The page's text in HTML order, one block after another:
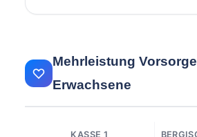
Mehrleistung Vorsorge
Erwachsene
KASSE 1